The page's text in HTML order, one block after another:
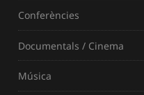
Conferències
Documentals / Cinema
Música